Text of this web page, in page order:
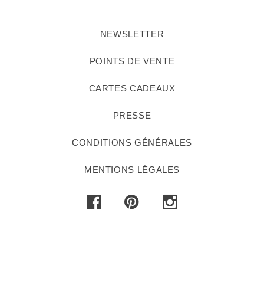
NEWSLETTER
POINTS DE VENTE
CARTES CADEAUX
PRESSE
CONDITIONS GÉNÉRALES
MENTIONS LÉGALES